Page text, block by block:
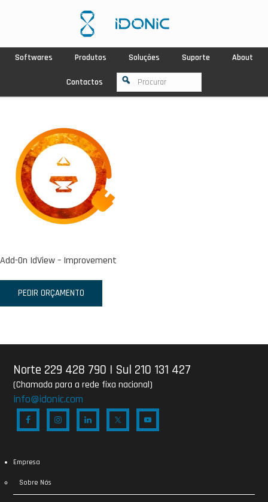
Softwares Produtos Soluções Suporte About
Contactos
Add-On IdView – Improvement
PEDIR ORÇAMENTO
Norte 229 428 790 | Sul 210 131 427
(Chamada para a rede fixa nacional)
info@idonic.com
Empresa
Sobre Nós